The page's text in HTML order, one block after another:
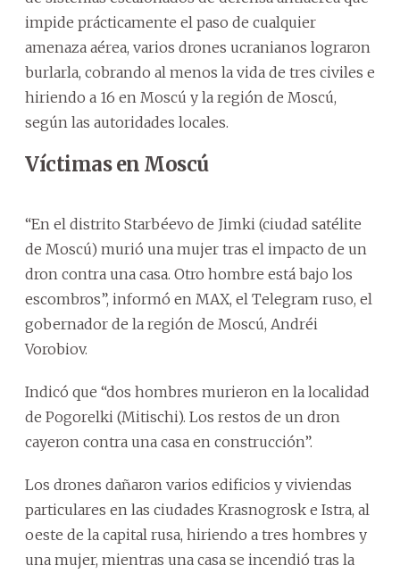
impide prácticamente el paso de cualquier
amenaza aérea, varios drones ucranianos lograron
burlarla, cobrando al menos la vida de tres civiles e
hiriendo a 16 en Moscú y la región de Moscú,
según las autoridades locales.
Víctimas en Moscú
“En el distrito Starbéevo de Jimki (ciudad satélite
de Moscú) murió una mujer tras el impacto de un
dron contra una casa. Otro hombre está bajo los
escombros”, informó en MAX, el Telegram ruso, el
gobernador de la región de Moscú, Andréi
Vorobiov.
Indicó que “dos hombres murieron en la localidad
de Pogorelki (Mitischi). Los restos de un dron
cayeron contra una casa en construcción”.
Los drones dañaron varios edificios y viviendas
particulares en las ciudades Krasnogrosk e Istra, al
oeste de la capital rusa, hiriendo a tres hombres y
una mujer, mientras una casa se incendió tras la